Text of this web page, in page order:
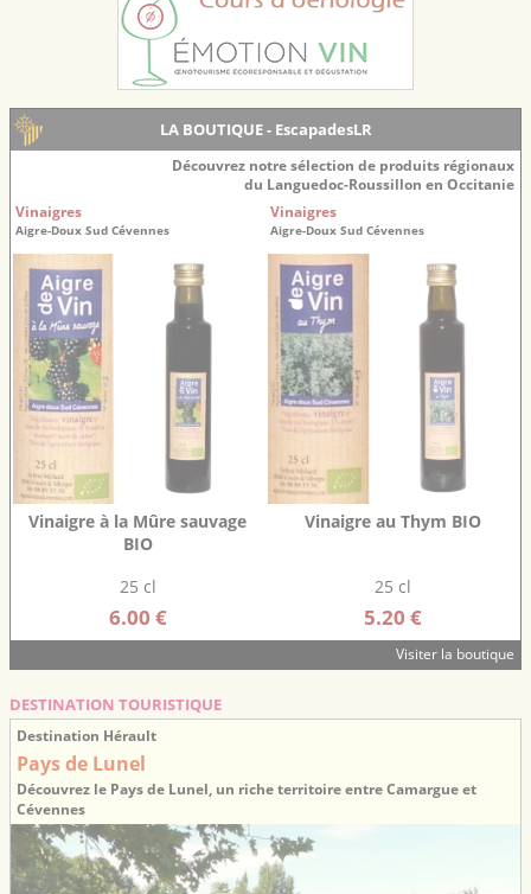
LA BOUTIQUE - EscapadesLR
Découvrez notre sélection de produits régionaux
du Languedoc-Roussillon en Occitanie
Vinaigres
Aigre-Doux Sud Cévennes
Vinaigre à la Mûre sauvage
BIO
25 cl
6.00 €
Vinaigres
Aigre-Doux Sud Cévennes
Vinaigre au Thym BIO
25 cl
5.20 €
Visiter la boutique
DESTINATION TOURISTIQUE
Destination Hérault
Pays de Lunel
Découvrez le Pays de Lunel, un riche territoire entre Camargue et
Cévennes